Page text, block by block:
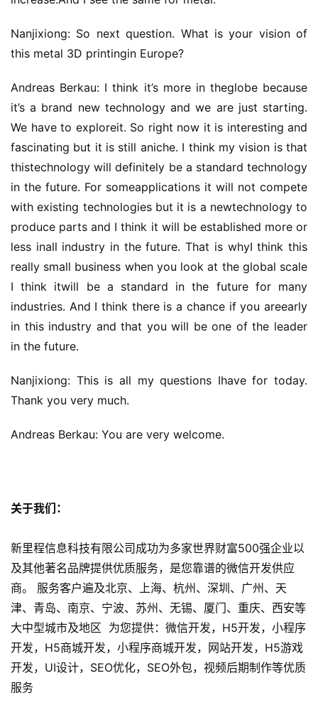
Nanjixiong: So next question. What is your vision of
this metal 3D printingin Europe?
Andreas Berkau: I think it’s more in theglobe because
it’s a brand new technology and we are just starting.
We have to exploreit. So right now it is interesting and
fascinating but it is still aniche. I think my vision is that
thistechnology will definitely be a standard technology
in the future. For someapplications it will not compete
with existing technologies but it is a newtechnology to
produce parts and I think it will be established more or
less inall industry in the future. That is whyI think this
really small business when you look at the global scale
I think itwill be a standard in the future for many
industries. And I think there is a chance if you areearly
in this industry and that you will be one of the leader
in the future.
Nanjixiong: This is all my questions Ihave for today.
Thank you very much.
Andreas Berkau: You are very welcome.
关于我们：
新里程信息科技有限公司成功为多家世界财富500强企业以
及其他著名品牌提供优质服务，是您靠谱的微信开发供应
商。 服务客户遍及北京、上海、杭州、深圳、广州、天
津、青岛、南京、宁波、苏州、无锡、厦门、重庆、西安等
大中型城市及地区 为您提供：微信开发，H5开发，小程序
开发，H5商城开发，小程序商城开发，网站开发，H5游戏
开发，UI设计，SEO优化，SEO外包，视频后期制作等优质
服务